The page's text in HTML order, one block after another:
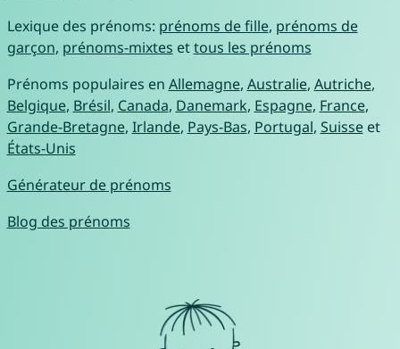
Lexique des prénoms: prénoms de fille, prénoms de
garçon, prénoms-mixtes ettous les prénoms
Prénoms populaires en Allemagne, Australie, Autriche,
Belgique, Brésil, Canada, Danemark, Espagne, France,
Grande-Bretagne, Irlande, Pays-Bas, Portugal, Suisseet
États-Unis
Générateur de prénoms
Blog des prénoms